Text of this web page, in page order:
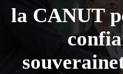
la CANUT